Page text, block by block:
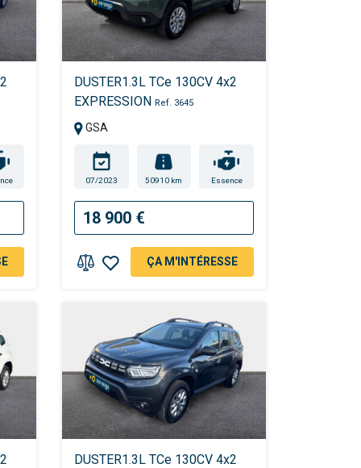
DUSTER1.3L TCe 130CV 4x2
EXPRESSION
Ref. 3645
GSA
07/2023 50910 km Essence
18 900 €
ÇA M'INTÉRESSE
DUSTER1.3L TCe 130CV 4x2